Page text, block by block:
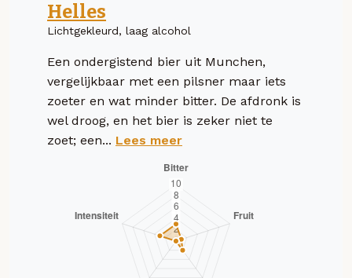
Helles
Lichtgekleurd, laag alcohol
Een ondergistend bier uit Munchen,
vergelijkbaar met een pilsner maar iets
zoeter en wat minder bitter. De afdronk is
wel droog, en het bier is zeker niet te
zoet; een... Lees meer